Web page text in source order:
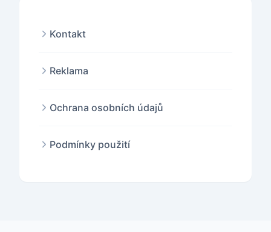
Kontakt
Reklama
Ochrana osobních údajů
Podmínky použití